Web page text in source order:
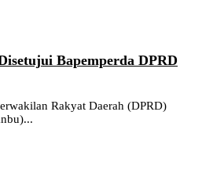
Bapemperda DPRD
Rakyat Daerah (DPRD)